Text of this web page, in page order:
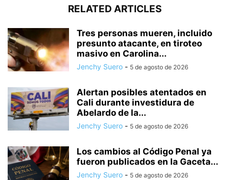
RELATED ARTICLES
Tres personas mueren, incluido
presunto atacante, en tiroteo
masivo en Carolina...
Jenchy Suero - 5 de agosto de 2026
Alertan posibles atentados en
Cali durante investidura de
Abelardo de la...
Jenchy Suero - 5 de agosto de 2026
Los cambios al Código Penal ya
fueron publicados en la Gaceta...
Jenchy Suero - 5 de agosto de 2026